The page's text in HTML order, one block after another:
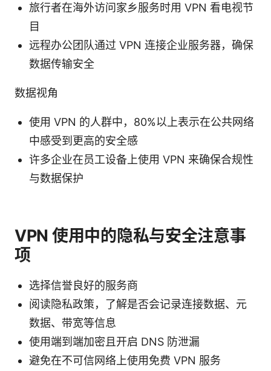
旅行者在海外访问家乡服务时用 VPN 看电视节
目
远程办公团队通过 VPN 连接企业服务器，确保
数据传输安全
数据视角
使用 VPN 的人群中，80%以上表示在公共网络
中感受到更高的安全感
许多企业在员工设备上使用 VPN 来确保合规性
与数据保护
VPN 使用中的隐私与安全注意事
项
选择信誉良好的服务商
阅读隐私政策，了解是否会记录连接数据、元
数据、带宽等信息
使用端到端加密且开启 DNS 防泄漏
避免在不可信网络上使用免费 VPN 服务